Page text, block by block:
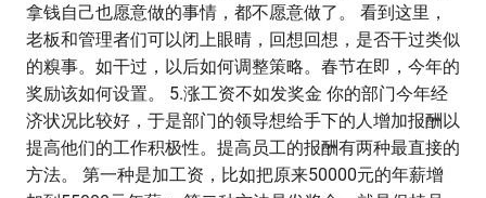
拿钱自己也愿意做的事情，都不愿意做了。 看到这里，
老板和管理者们可以闭上眼晴，回想回想，是否干过类似
的糗事。如干过，以后如何调整策略。春节在即，今年的
奖励该如何设置。 5.涨工资不如发奖金 你的部门今年经
济状况比较好，于是部门的领导想给手下的人增加报酬以
提高他们的工作积极性。提高员工的报酬有两种最直接的
方法。 第一种是加工资，比如把原来50000元的年薪增